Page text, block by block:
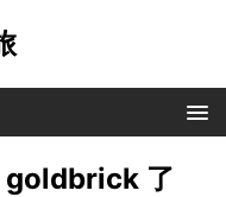
goldbrick 了